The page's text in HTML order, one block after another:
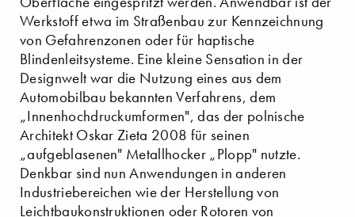
Werkstoff etwa im Straßenbau zur Kennzeichnung
von Gefahrenzonen oder für haptische
Blindenleitsysteme. Eine kleine Sensation in der
Designwelt war die Nutzung eines aus dem
Automobilbau bekannten Verfahrens, dem
„Innenhochdruckumformen", das der polnische
Architekt Oskar Zieta 2008 für seinen
„aufgeblasenen" Metallhocker „Plopp" nutzte.
Denkbar sind nun Anwendungen in anderen
Industriebereichen wie der Herstellung von
Leichtbaukonstruktionen oder Rotoren von